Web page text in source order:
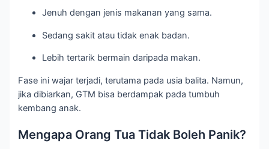
Jenuh dengan jenis makanan yang sama.
Sedang sakit atau tidak enak badan.
Lebih tertarik bermain daripada makan.
Fase ini wajar terjadi, terutama pada usia balita. Namun,
jika dibiarkan, GTM bisa berdampak pada tumbuh
kembang anak.
Mengapa Orang Tua Tidak Boleh Panik?